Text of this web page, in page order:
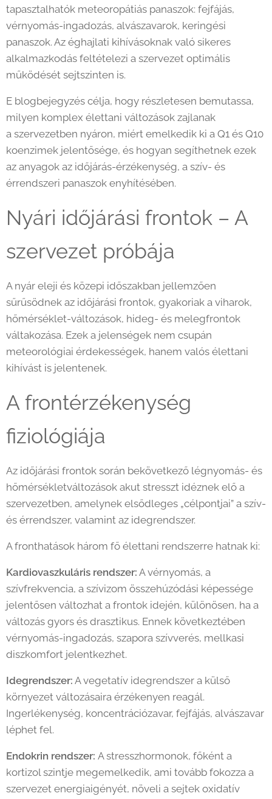
tapasztalhatók meteoropátiás panaszok: fejfájás,
vérnyomás-ingadozás, alvászavarok, keringési
panaszok. Az éghajlati kihívásoknak való sikeres
alkalmazkodás feltételezi a szervezet optimális
működését sejtszinten is.
E blogbejegyzés célja, hogy részletesen bemutassa,
milyen komplex élettani változások zajlanak
a szervezetben nyáron, miért emelkedik ki a Q1 és Q10
koenzimek jelentősége, és hogyan segíthetnek ezek
az anyagok az időjárás-érzékenység, a szív- és
érrendszeri panaszok enyhítésében.
Nyári időjárási frontok – A
szervezet próbája
A nyár eleji és közepi időszakban jellemzően
sűrűsödnek az időjárási frontok, gyakoriak a viharok,
hőmérséklet-változások, hideg- és melegfrontok
váltakozása. Ezek a jelenségek nem csupán
meteorológiai érdekességek, hanem valós élettani
kihívást is jelentenek.
A frontérzékenység
fiziológiája
Az időjárási frontok során bekövetkező légnyomás- és
hőmérsékletváltozások akut stresszt idéznek elő a
szervezetben, amelynek elsődleges „célpontjai” a szív-
és érrendszer, valamint az idegrendszer.
A fronthatások három fő élettani rendszerre hatnak ki:
Kardiovaszkuláris rendszer: A vérnyomás, a
szívfrekvencia, a szívizom összehúzódási képessége
jelentősen változhat a frontok idején, különösen, ha a
változás gyors és drasztikus. Ennek következtében
vérnyomás-ingadozás, szapora szívverés, mellkasi
diszkomfort jelentkezhet.
Idegrendszer: A vegetatív idegrendszer a külső
környezet változásaira érzékenyen reagál.
Ingerlékenység, koncentrációzavar, fejfájás, alvászavar
léphet fel.
Endokrin rendszer: A stresszhormonok, főként a
kortizol szintje megemelkedik, ami tovább fokozza a
szervezet energiaigényét, növeli a sejtek oxidatív